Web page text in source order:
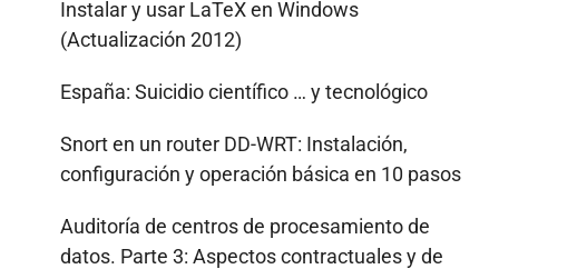
Instalar y usar LaTeX en Windows
(Actualización 2012)
España: Suicidio científico … y tecnológico
Snort en un router DD-WRT: Instalación,
configuración y operación básica en 10 pasos
Auditoría de centros de procesamiento de
datos. Parte 3: Aspectos contractuales y de